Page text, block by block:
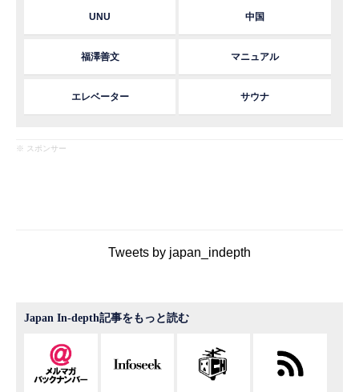
UNU 中国
福澤善文 マニュアル
エレベーター サウナ
※ スポンサー
Tweets by japan_indepth
Japan In-depth記事をもっと読む